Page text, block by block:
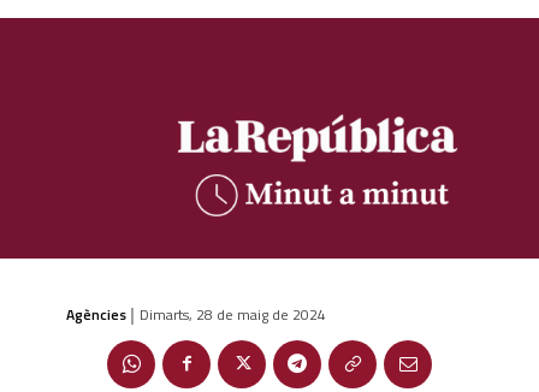
Agències | Dimarts, 28 de maig de 2024